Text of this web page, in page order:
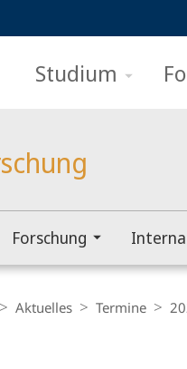
Studium
Forschung
Aktuelles Termine